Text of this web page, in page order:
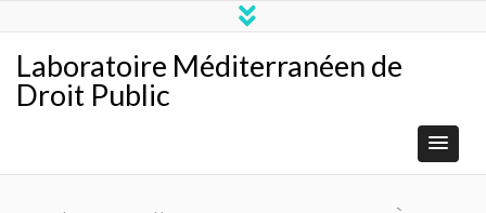
Laboratoire Méditerranéen de
Droit Public